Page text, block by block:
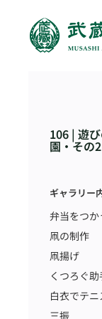
106 | 遊
園・その2
ギャラリー
弁当をつか
凧の制作
凧揚げ
くつろぐ助
白衣でテニ
三振